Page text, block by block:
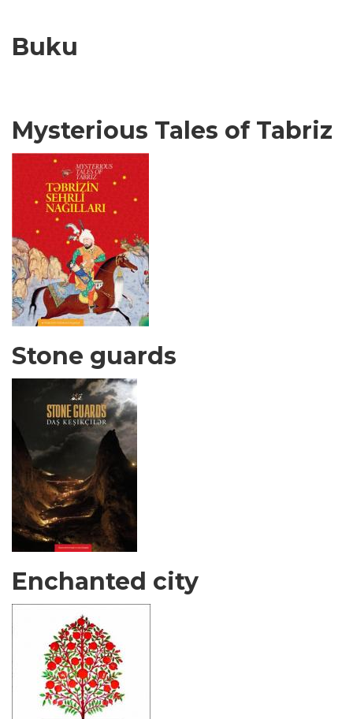
Buku
Mysterious Tales of Tabriz
Stone guards
Enchanted city